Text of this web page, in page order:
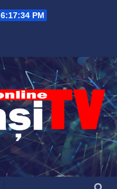
6:17:35 PM